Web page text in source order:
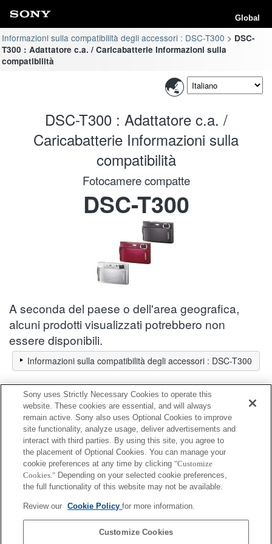
Global
Informazioni sulla compatibilità degli accessori : DSC-T300
DSC-
T300 : Adattatore c.a. / Caricabatterie Informazioni sulla
compatibilità
DSC-T300 : Adattatore c.a. /
Caricabatterie Informazioni sulla
compatibilità
Fotocamere compatte
DSC-T300
A seconda del paese o dell'area geografica,
alcuni prodotti visualizzati potrebbero non
essere disponibili.
Informazioni sulla compatibilità degli accessori : DSC-T300
Adattatore c.a. / Caricabatterie
Completamente compatibile
Compatibile, ma con restrizioni
BC-TRN2
Sony uses Strictly Necessary Cookies to operate this
website. These cookies are essential, and will always
remain active. Sony also uses Optional Cookies to improve
site functionality, analyze usage, deliver advertisements and
interact with third parties. By using this site, you agree to
the placement of Optional Cookies. You can manage your
cookie preferences at any time by clicking "Customize
Cookies." Depending on your selected cookie preferences,
the full functionality of this website may not be available.
Review our Cookie Policyfor more information.
Customize Cookies